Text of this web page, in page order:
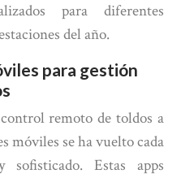
para diferentes
del año.
para gestión
remoto de toldos a
móviles se ha vuelto cada
Estas apps